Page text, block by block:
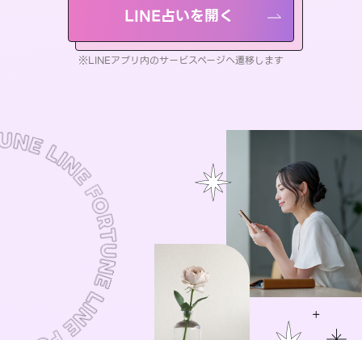
LINE占いを開く
※LINEアプリ内のサービスページへ遷移します